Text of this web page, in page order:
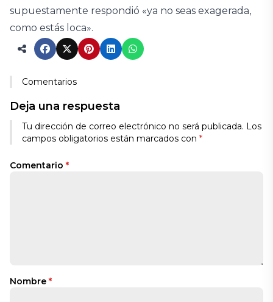
supuestamente respondió «ya no seas exagerada,
como estás loca».
Comentarios
Deja una respuesta
Tu dirección de correo electrónico no será publicada. Los
campos obligatorios están marcados con *
Comentario *
Nombre *